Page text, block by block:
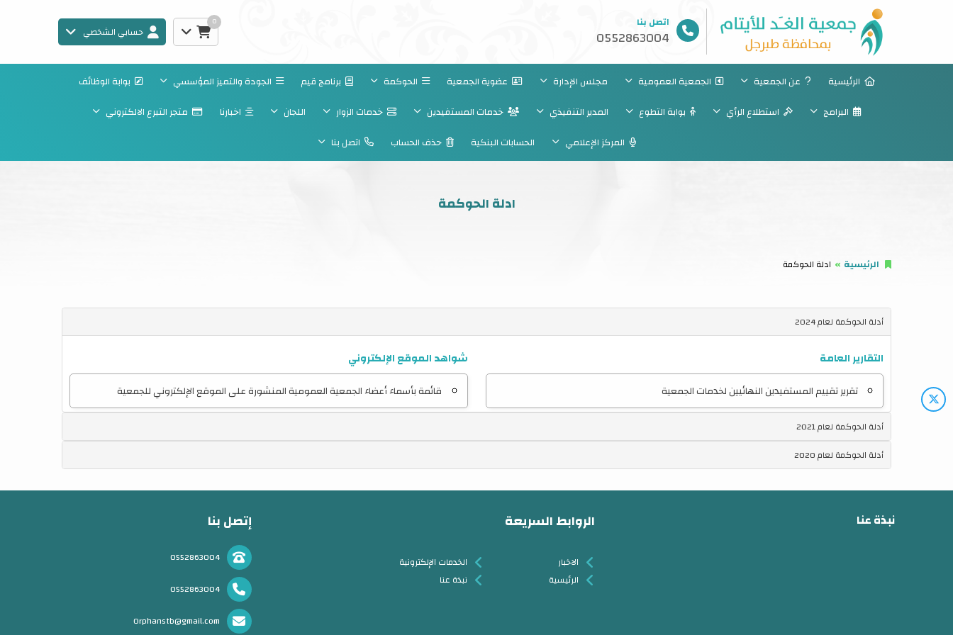
اتصل بنا
0552863004
0
حسابي الشخصي
الرئيسية عن الجمعية الجمعية العمومية مجلس الإدارة عضوية الجمعية الحوكمة برنامج قيم الجودة والتميز المؤسسي
بوابة الوظائف
البرامج
استطلاع الرأي بوابة التطوع المدير التنفيذي خدمات المستفيدين خدمات الزوار اللجان اخبارنا
متجر التبرع الالكتروني
المركز الإعلامي
الحسابات البنكية حذف الحساب اتصل بنا
ادلة الحوكمة
الرئيسية ادلة الحوكمة
أدلة الحوكمة لعام 2024
التقارير العامة
تقرير تقييم المستفيدين النهائيين لخدمات الجمعية
شواهد الموقع الإلكتروني
قائمة بأسماء أعضاء الجمعية العمومية المنشورة على الموقع الإلكتروني للجمعية
أدلة الحوكمة لعام 2021
أدلة الحوكمة لعام 2020
نبذة عنا الروابط السريعة
الاخبار
الرئيسية
الخدمات الإلكترونية
نبذة عنا
إتصل بنا
0552863004
0552863004
Orphanstb@gmail.com